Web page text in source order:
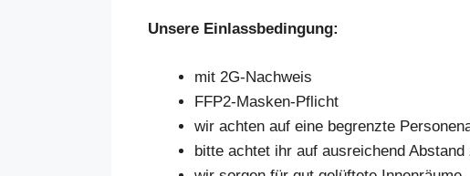
Unsere Einlassbedingung:
mit 2G-Nachweis
FFP2-Masken-Pflicht
wir achten auf eine begrenzte
bitte achtet ihr auf ausreichend Abstand